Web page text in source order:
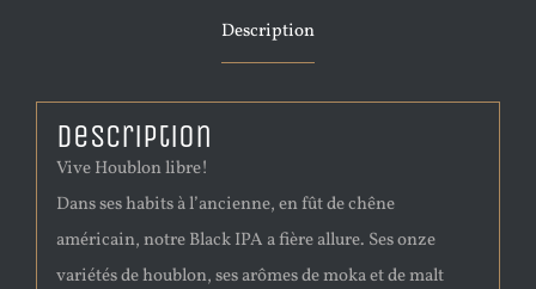
Description
Description
Vive Houblon libre!
Dans ses habits à l’ancienne, en fût de chêne
américain, notre Black IPA a fière allure. Ses onze
variétés de houblon, ses arômes de moka et de malt